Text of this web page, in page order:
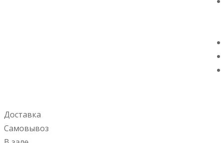
Доставка
Самовывоз